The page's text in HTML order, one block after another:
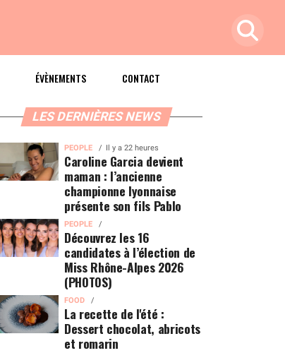
ÉVÈNEMENTS CONTACT
LES DERNIÈRES NEWS
PEOPLE Il y a 22 heures
Caroline Garcia devient
maman : l’ancienne
championne lyonnaise
présente son fils Pablo
PEOPLE
Découvrez les 16
candidates à l’élection de
Miss Rhône-Alpes 2026
(PHOTOS)
FOOD
La recette de l'été :
Dessert chocolat, abricots
et romarin